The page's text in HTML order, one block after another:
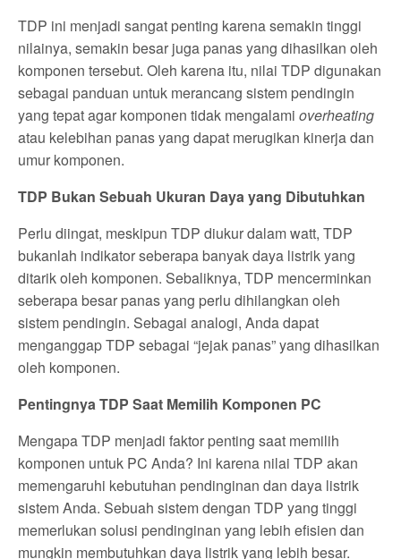
TDP ini menjadi sangat penting karena semakin tinggi
nilainya, semakin besar juga panas yang dihasilkan oleh
komponen tersebut. Oleh karena itu, nilai TDP digunakan
sebagai panduan untuk merancang sistem pendingin
yang tepat agar komponen tidak mengalamioverheating
atau kelebihan panas yang dapat merugikan kinerja dan
umur komponen.
TDP Bukan Sebuah Ukuran Daya yang Dibutuhkan
Perlu diingat, meskipun TDP diukur dalam watt, TDP
bukanlah indikator seberapa banyak daya listrik yang
ditarik oleh komponen. Sebaliknya, TDP mencerminkan
seberapa besar panas yang perlu dihilangkan oleh
sistem pendingin. Sebagai analogi, Anda dapat
menganggap TDP sebagai “jejak panas” yang dihasilkan
oleh komponen.
Pentingnya TDP Saat Memilih Komponen PC
Mengapa TDP menjadi faktor penting saat memilih
komponen untuk PC Anda? Ini karena nilai TDP akan
memengaruhi kebutuhan pendinginan dan daya listrik
sistem Anda. Sebuah sistem dengan TDP yang tinggi
memerlukan solusi pendinginan yang lebih efisien dan
mungkin membutuhkan daya listrik yang lebih besar.